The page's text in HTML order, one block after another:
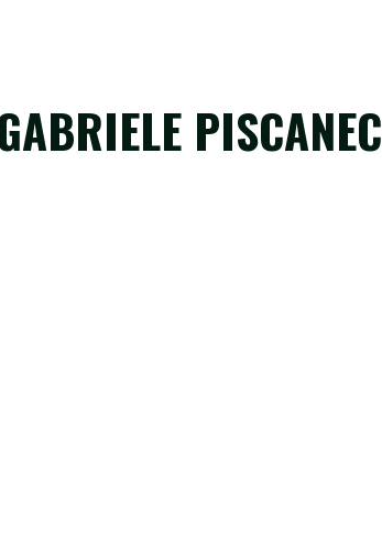
PISCANEC